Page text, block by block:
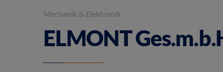
Mechanik & Elektronik
ELMONT